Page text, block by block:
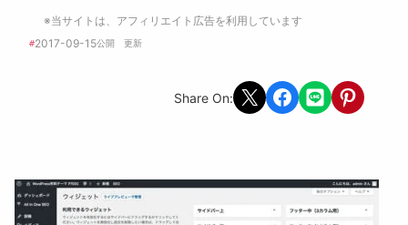
※当サイトは、アフィリエイト広告を利用しています
#2017-09-15公開 更新
Share On: Share on X Share on Facebook
Share on LINEShare on